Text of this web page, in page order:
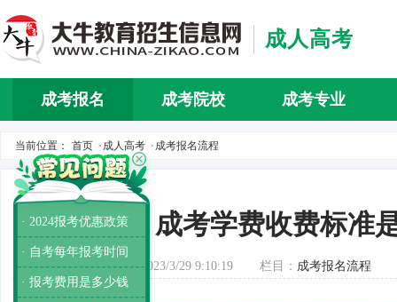
成人高考
成考报名 成考院校 成考专业
当前位置： 首页 > 成人高考 > 成考报名流程
成考学费收费标准
发布时间：2023/3/29 9:10:19 栏目： 成考报名流程
· 2024报考优惠政策
· 自考每年报考时间
· 报考费用是多少钱